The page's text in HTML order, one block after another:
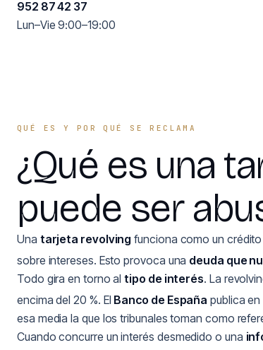
952 87 42 37
Lun–Vie 9:00–19:00
QUÉ ES Y POR QUÉ SE RECLAMA
¿Qué es una
puede ser
Una tarjeta revolving funciona como un
sobre intereses. Esto provoca una deuda que
Todo gira en torno altipo de interés. La
encima del 20 %. El Banco de España publica
esa media la que los tribunales toman como
Cuando concurre un interés desmedido o una